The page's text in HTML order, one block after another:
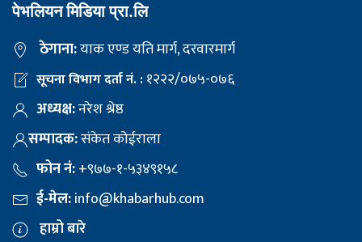
पेभलियन मिडिया प्रा.लि
ठेगाना:याक एण्ड यति मार्ग, दरवारमार्ग
सूचना विभाग दर्ता नं. :१२२२/०७५-०७६
अध्यक्ष:नरेश श्रेष्ठ
सम्पादक:संकेत कोईराला
फोन नं:+९७७-१-५३४९१५८
ई-मेल:info@khabarhub.com
हाम्रो बारे